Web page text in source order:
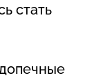
стать